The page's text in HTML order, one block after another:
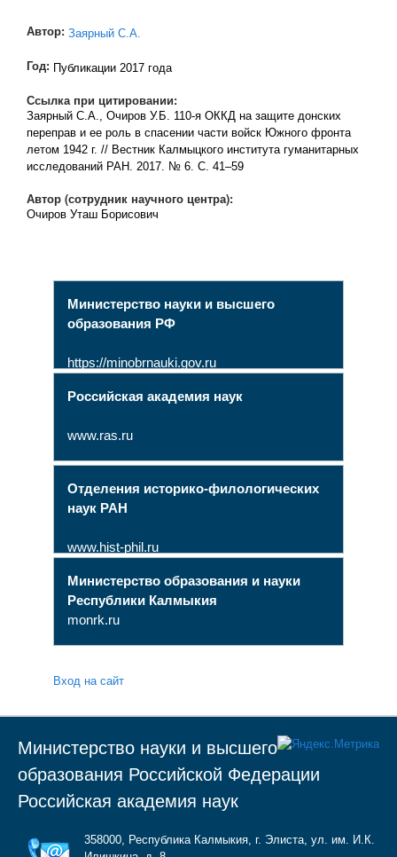
Автор: Заярный С.А.
Год: Публикации 2017 года
Ссылка при цитировании:
Заярный С.А., Очиров У.Б. 110-я ОККД на защите донских
переправ и ее роль в спасении части войск Южного фронта
летом 1942 г. // Вестник Калмыцкого института гуманитарных
исследований РАН. 2017. № 6. С. 41–59
Автор (сотрудник научного центра):
Очиров Уташ Борисович
Министерство науки и высшего
образования РФ
https://minobrnauki.gov.ru
Российская академия наук
www.ras.ru
Отделения историко-филологических
наук РАН
www.hist-phil.ru
Министерство образования и науки
Республики Калмыкия
monrk.ru
Вход на сайт
Министерство науки и высшего
образования Российской Федерации
Российская академия наук
358000, Республика Калмыкия, г. Элиста, ул. им. И.К.